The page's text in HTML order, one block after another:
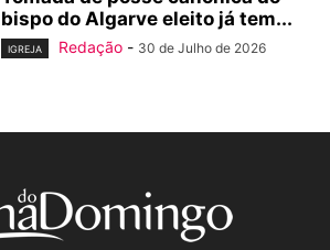
bispo do Algarve eleito já tem...
IGREJA Redação - 30 de Julho de 2026